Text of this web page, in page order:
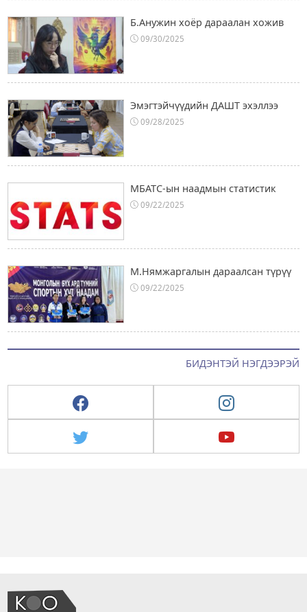
Б.Анужин хоёр дараалан хожив
09/30/2025
Эмэгтэйчүүдийн ДАШТ эхэллээ
09/28/2025
МБАТС-ын наадмын статистик
09/22/2025
М.Нямжаргалын дараалсан түрүү
09/22/2025
БИДЭНТЭЙ НЭГДЭЭРЭЙ